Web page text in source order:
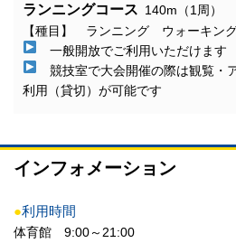
ランニングコース 140m（1周）
【種目】 ランニング ウォーキン
一般開放でご利用いただけます
競技室で大会開催の際は観覧・
利用（貸切）が可能です
インフォメーション
●利用時間
体育館 9:00～21:00